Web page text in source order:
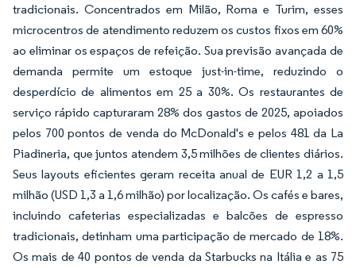
tradicionais. Concentrados em Milão, Roma e Turim, esses
microcentros de atendimento reduzem os custos fixos em 60%
ao eliminar os espaços de refeição. Sua previsão avançada de
demanda permite um estoque just-in-time, reduzindo o
desperdício de alimentos em 25 a 30%. Os restaurantes de
serviço rápido capturaram 28% dos gastos de 2025, apoiados
pelos 700 pontos de venda do McDonald's e pelos 481 da La
Piadineria, que juntos atendem 3,5 milhões de clientes diários.
Seus layouts eficientes geram receita anual de EUR 1,2 a 1,5
milhão (USD 1,3 a 1,6 milhão) por localização. Os cafés e bares,
incluindo cafeterias especializadas e balcões de espresso
tradicionais, detinham uma participação de mercado de 18%.
Os mais de 40 pontos de venda da Starbucks na Itália e as 75